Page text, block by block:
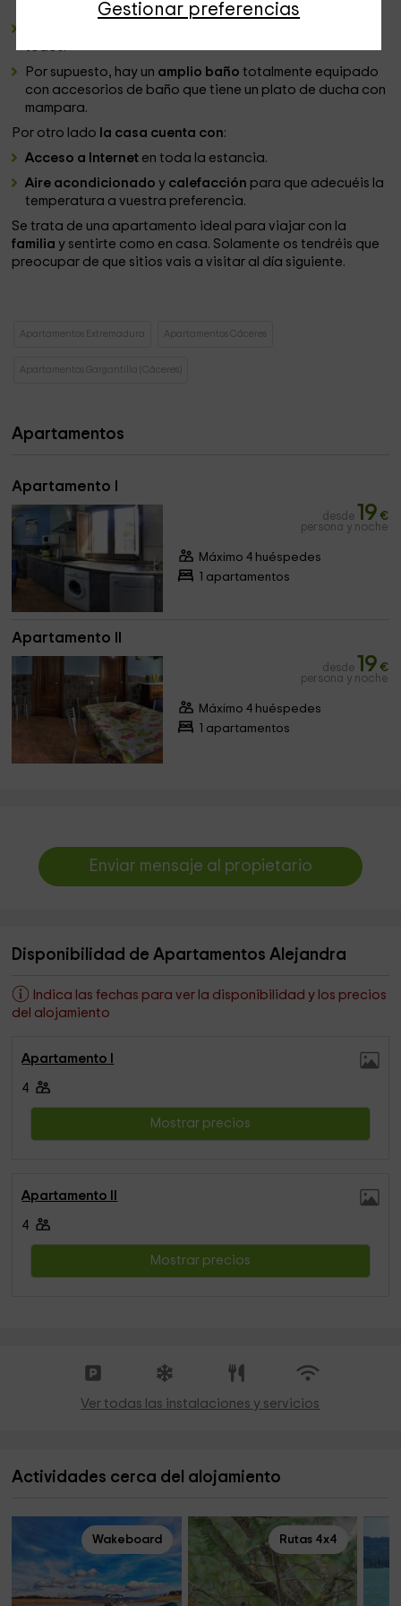
Gestionar preferencias
puedas necesitar para sentirte como en casa.
todos.
Por supuesto, hay un amplio baño totalmente equipado
con accesorios de baño que tiene un plato de ducha con
mampara.
Por otro lado la casa cuenta con:
Acceso a Internet en toda la estancia.
Aire acondicionadoy calefacción para que adecuéis la
temperatura a vuestra preferencia.
Se trata de una apartamento ideal para viajar con la
familiay sentirte como en casa. Solamente os tendréis que
preocupar de que sitios vais a visitar al día siguiente.
Apartamentos Extremadura Apartamentos Cáceres
Apartamentos Gargantilla (Cáceres)
Apartamentos
Apartamento I
desde 19 €
persona y noche
Máximo 4 huéspedes
1 apartamentos
Apartamento II
desde 19 €
persona y noche
Máximo 4 huéspedes
1 apartamentos
Enviar mensaje al propietario
Disponibilidad de Apartamentos Alejandra
Indica las fechas para ver la disponibilidad y los precios
del alojamiento
Apartamento I
4
Mostrar precios
Apartamento II
4
Mostrar precios
Ver todas las instalaciones y servicios
Actividades cerca del alojamiento
Wakeboard Rutas 4x4